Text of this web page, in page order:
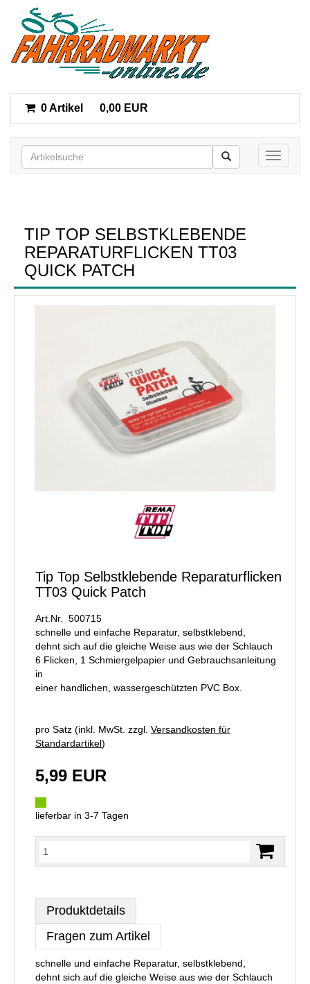
0 Artikel 0,00 EUR
Toggle
TIP TOP SELBSTKLEBENDE
REPARATURFLICKEN TT03
QUICK PATCH
Tip Top Selbstklebende Reparaturflicken
TT03 Quick Patch
Art.Nr. 500715
schnelle und einfache Reparatur, selbstklebend,
dehnt sich auf die gleiche Weise aus wie der Schlauch
6 Flicken, 1 Schmiergelpapier und Gebrauchsanleitung
in
einer handlichen, wassergeschützten PVC Box.
pro Satz (inkl. MwSt. zzgl. Versandkosten für
Standardartikel)
5,99 EUR
lieferbar in 3-7 Tagen
Produktdetails
Fragen zum Artikel
schnelle und einfache Reparatur, selbstklebend,
dehnt sich auf die gleiche Weise aus wie der Schlauch